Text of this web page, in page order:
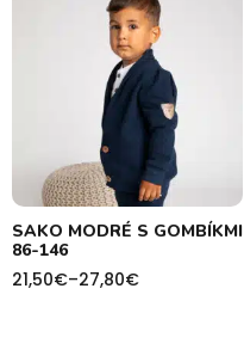
SAKO MODRÉ S GOMBÍKMI
86-146
21,50€–27,80€
Price